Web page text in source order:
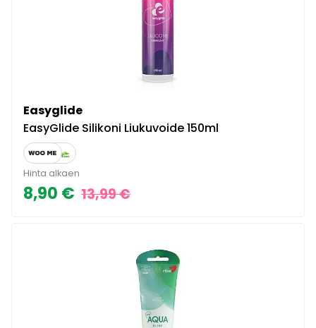
Easyglide
EasyGlide Silikoni Liukuvoide 150ml
Hinta alkaen
8,90 € 13,99 €